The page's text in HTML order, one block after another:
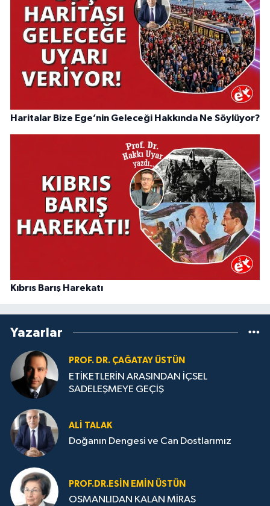
Haritalar Bize Ege’nin Geleceği Hakkında Ne Söylüyor?
Kıbrıs Barış Harekatı
Yazarlar
PROF. DR. ÇAĞATAY ÜSTÜN
ETİKETLERİN ARASINDAN İÇSEL
SADELEŞMEYE GEÇİŞ
ALI TALAK
Doğanın Dengesi ve Can Dostlarımız
PROF.DR.ESIN EMIN ÜSTÜN
OSMANLIDAN KALAN MİRAS